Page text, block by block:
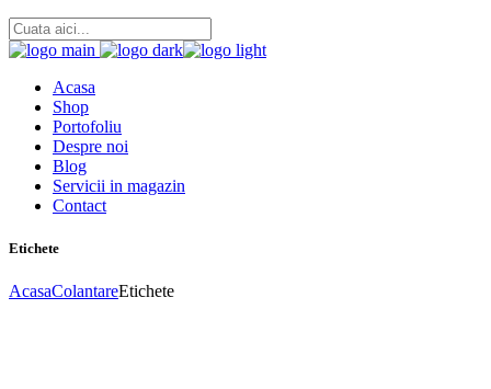
Acasa
Shop
Portofoliu
Despre noi
Blog
Servicii in magazin
Contact
Etichete
AcasaColantareEtichete